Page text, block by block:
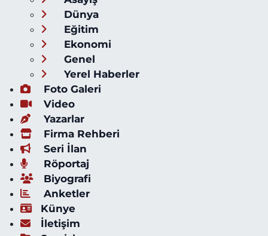
Dünya
Eğitim
Ekonomi
Genel
Yerel Haberler
Foto Galeri
Video
Yazarlar
Firma Rehberi
Seri İlan
Röportaj
Biyografi
Anketler
Künye
İletişim